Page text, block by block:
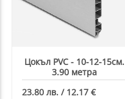
Цокъл PVC - 10-12-15см.
3.90 метра
23.80 лв. / 12.17 €